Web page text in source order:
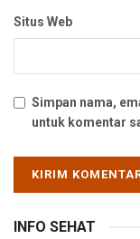
Situs Web
Simpan nama,
untuk komentar
INFO SEHAT